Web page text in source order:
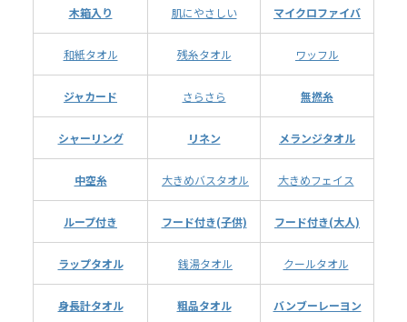
木箱入り 肌にやさしい マイクロファイバ
和紙タオル 残糸タオル ワッフル
ジャカード さらさら 無撚糸
シャーリング リネン メランジタオル
中空糸 大きめバスタオル 大きめフェイス
ループ付き フード付き(子供) フード付き(大人)
ラップタオル 銭湯タオル クールタオル
身長計タオル 粗品タオル バンブーレーヨン